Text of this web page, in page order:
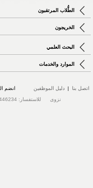
الطُّلاب المرتقبون
الخريجون
البحث العلمي
الموارد والخدمات
اتصل بنا | دليل الموظفين انضم
نزوى للاستفسار: 0096825446234